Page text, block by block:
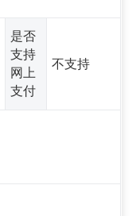
是否
支持
网上
支付
不支持